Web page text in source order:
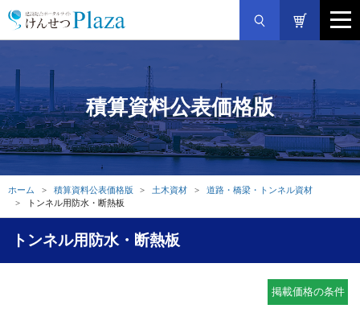
積算資料公表価格版
ホーム 積算資料公表価格版 土木資材
道路・橋梁・トンネル資材
トンネル用防水・断熱板
トンネル用防水・断熱板
掲載価格の条件